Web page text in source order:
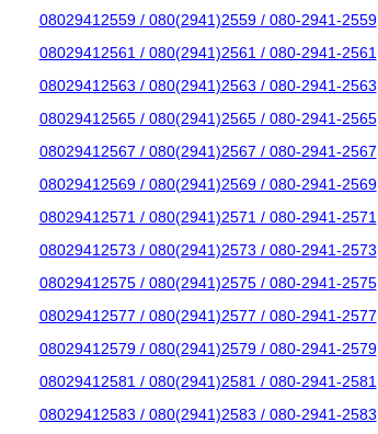
08029412559 / 080(2941)2559 / 080-2941-2559
08029412561 / 080(2941)2561 / 080-2941-2561
08029412563 / 080(2941)2563 / 080-2941-2563
08029412565 / 080(2941)2565 / 080-2941-2565
08029412567 / 080(2941)2567 / 080-2941-2567
08029412569 / 080(2941)2569 / 080-2941-2569
08029412571 / 080(2941)2571 / 080-2941-2571
08029412573 / 080(2941)2573 / 080-2941-2573
08029412575 / 080(2941)2575 / 080-2941-2575
08029412577 / 080(2941)2577 / 080-2941-2577
08029412579 / 080(2941)2579 / 080-2941-2579
08029412581 / 080(2941)2581 / 080-2941-2581
08029412583 / 080(2941)2583 / 080-2941-2583